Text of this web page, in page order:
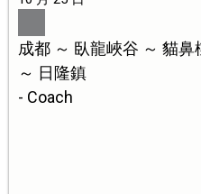
成都 ～ 臥龍峽谷 ～ 貓鼻
～ 日隆鎮
- Coach